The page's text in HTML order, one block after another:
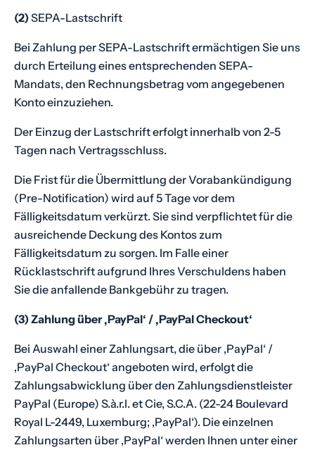
(2)SEPA-Lastschrift
Bei Zahlung per SEPA-Lastschrift ermächtigen Sie uns
durch Erteilung eines entsprechenden SEPA-
Mandats, den Rechnungsbetrag vom angegebenen
Konto einzuziehen.
Der Einzug der Lastschrift erfolgt innerhalb von 2-5
Tagen nach Vertragsschluss.
Die Frist für die Übermittlung der Vorabankündigung
(Pre-Notification) wird auf 5 Tage vor dem
Fälligkeitsdatum verkürzt. Sie sind verpflichtet für die
ausreichende Deckung des Kontos zum
Fälligkeitsdatum zu sorgen. Im Falle einer
Rücklastschrift aufgrund Ihres Verschuldens haben
Sie die anfallende Bankgebühr zu tragen.
(3) Zahlung über ‚PayPal‘ / ‚PayPal Checkout‘
Bei Auswahl einer Zahlungsart, die über ‚PayPal‘ /
‚PayPal Checkout‘ angeboten wird, erfolgt die
Zahlungsabwicklung über den Zahlungsdienstleister
PayPal (Europe) S.à.r.l. et Cie, S.C.A. (22-24 Boulevard
Royal L-2449, Luxemburg; ‚PayPal‘). Die einzelnen
Zahlungsarten über ‚PayPal‘ werden Ihnen unter einer